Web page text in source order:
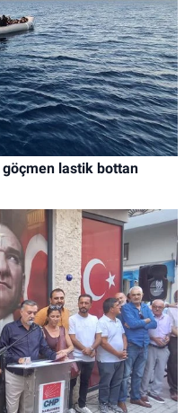
göçmen lastik bottan